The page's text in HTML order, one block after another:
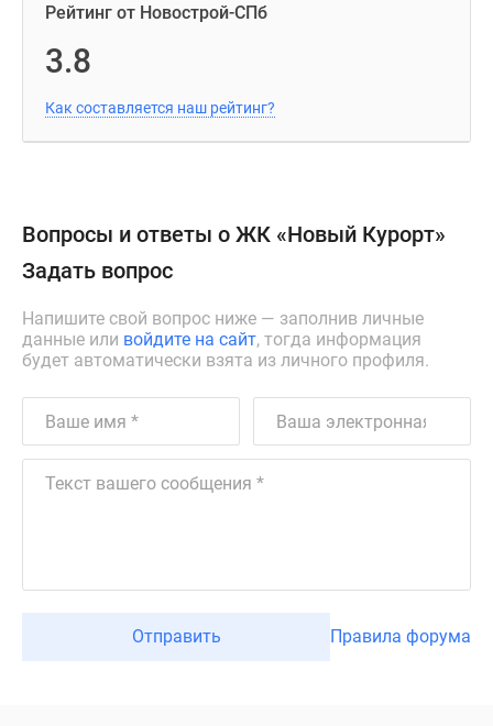
Рейтинг от Новострой-СПб
3.8
Как составляется наш рейтинг?
Вопросы и ответы о ЖК «Новый Курорт»
Задать вопрос
Напишите свой вопрос ниже — заполнив личные
данные или войдите на сайт, тогда информация
будет автоматически взята из личного профиля.
Отправить Правила форума